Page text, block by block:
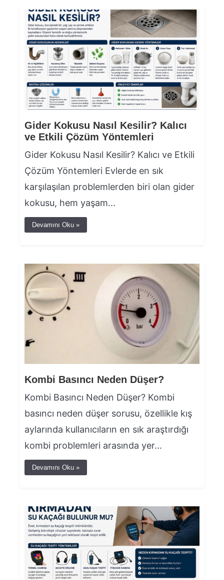
Gider Kokusu Nasıl Kesilir? Kalıcı
ve Etkili Çözüm Yöntemleri
Gider Kokusu Nasıl Kesilir? Kalıcı ve Etkili
Çözüm Yöntemleri Evlerde en sık
karşılaşılan problemlerden biri olan gider
kokusu, hem yaşam...
Devamını Oku »
Kombi Basıncı Neden Düşer?
Kombi Basıncı Neden Düşer? Kombi
basıncı neden düşer sorusu, özellikle kış
aylarında kullanıcıların en sık araştırdığı
kombi problemleri arasında yer...
Devamını Oku »